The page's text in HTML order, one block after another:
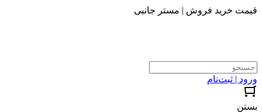
قیمت خرید فروش | مستر جانبی
ورود | ثبت‌نام
بستن